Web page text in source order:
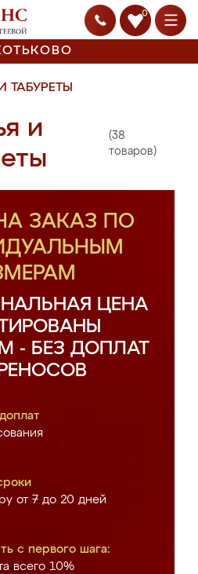
0
ТАБУРЕТЫ
и
(38
товаров)
ЗАКАЗ ПО
ЦЕНА
- БЕЗ ДОПЛАТ
от 7 до 20 дней
с первого шага:
всего 10%